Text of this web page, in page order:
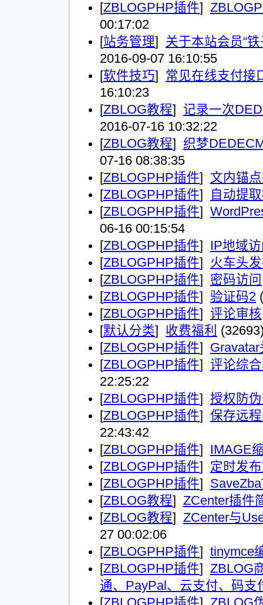
[ZBLOGPHP插件]
00:17:02
[站务管理] 关于本站会员“
2016-09-07 16:10:55
[软件技巧] 常见在线支付接
16:10:23
[ZBLOG教程] 记录一次
2016-07-16 10:32:22
[ZBLOG教程] 织梦
07-16 08:38:35
[ZBLOGPHP插件] 文内锚
[ZBLOGPHP插件]
自动提
[ZBLOGPHP插件]
06-16 00:15:54
[ZBLOGPHP插件] IP地域
[ZBLOGPHP插件] 火车头
[ZBLOGPHP插件] 密码访问
[ZBLOGPHP插件] 验证码2
[ZBLOGPHP插件] 评论审核
[默认分类] 收费福利
[ZBLOGPHP插件]
[ZBLOGPHP插件] 评论综
22:25:22
[ZBLOGPHP插件] 授权防
[ZBLOGPHP插件] 保存远
22:43:42
[ZBLOGPHP插件] IMAGE
[ZBLOGPHP插件] 定时发
[ZBLOGPHP插件]
[ZBLOG教程] ZCenter插件
[ZBLOG教程] ZCenter与
27 00:02:06
[ZBLOGPHP插件] tinymce
[ZBLOGPHP插件] ZBLOG
通、PayPal、云支付、码支